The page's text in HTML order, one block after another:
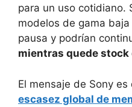
para un uso cotidiano.
modelos de gama
pausa y podrían
mientras quede
El mensaje de Sony
escasez global de